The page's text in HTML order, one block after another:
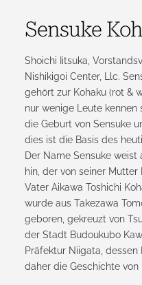
Sensuke
Shoichi Iitsuka,
Nishikigoi Center, Llc.
gehört zur Kohaku (rot &
nur wenige Leute kennen
die Geburt von Sensuke
dies ist die Basis des
Der Name Sensuke
hin, der von seiner Mutter
Vater Aikawa Toshichi
wurde aus Takezawa
geboren, gekreuzt von
der Stadt Budoukubo
Präfektur Niigata, dessen
daher die Geschichte von